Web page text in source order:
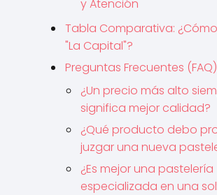
y Atención
Tabla Comparativa:
"La Capital"?
Preguntas Frecuentes (FAQ)
¿Un precio más alto
significa mejor calidad?
¿Qué producto debo
juzgar una nueva
¿Es mejor una pastelería
especializada en una